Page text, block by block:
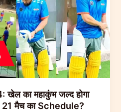
का महाकुंभ जल्द होगा
21 मैच का Schedule?